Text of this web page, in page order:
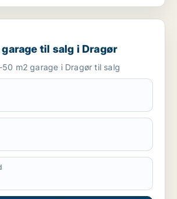
til salg i Dragør
til salg i Dragør
m2 garage i Dragør til salg